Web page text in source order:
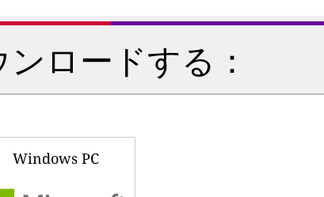
ロードする：
Windows PC